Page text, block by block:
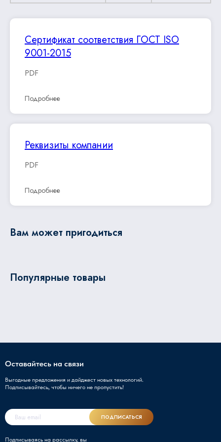
Сертификат соответствия ГОСТ ISO
9001-2015
PDF
Подробнее
Реквизиты компании
PDF
Подробнее
Вам может пригодиться
Популярные товары
Оставайтесь на связи
Выгодные предложения и дайджест новых технологий.
Подписывайтесь, чтобы ничего не пропустить!
Подписываясь на рассылку, вы
ПОДПИСАТЬСЯ